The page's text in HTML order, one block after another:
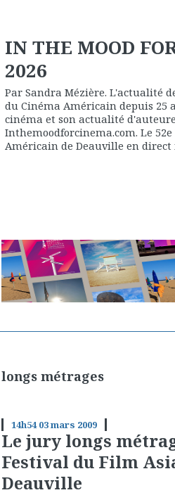
IN THE MOOD
2026
Par Sandra Mézière. L'actualité
du Cinéma Américain depuis 25
cinéma et son actualité
Inthemoodforcinema.com. Le
Américain de Deauville en direct
longs métrages
14h54 03mars 2009
Le jury longs
Festival du Film
Deauville